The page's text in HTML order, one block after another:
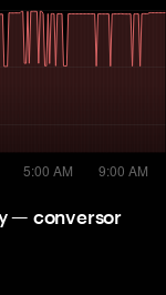
— conversor